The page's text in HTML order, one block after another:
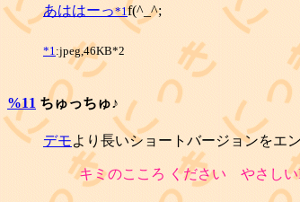
あははーっ*1f(^_^;
*1:jpeg,46KB*2
%11 ちゅっちゅ♪
デモより長いショートバージョンをエ
キミのこころ ください やさしい